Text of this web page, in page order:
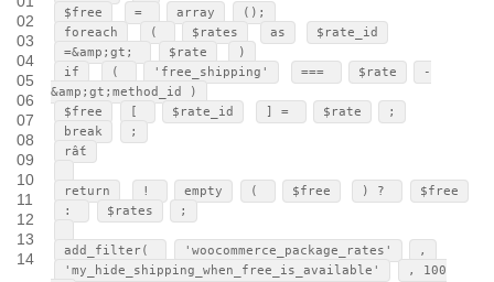
02
03
04
05
06
07
08
09
10
11
12
13
14
$free
= array
();
foreach
( $rates as
$rate_id
=&amp;gt;
$rate
)
if
( 'free_shipping' === $rate
-
&amp;gt;method_id )
$free
$rate_id ] = $rate
;
break
;
rất
return ! empty ( $free ) ?
$free
:
$rates ;
add_filter( 'woocommerce_package_rates'
,
'my_hide_shipping_when_free_is_available'
, 100